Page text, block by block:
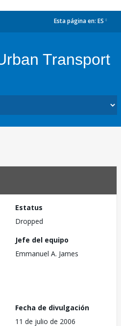
Esta página en: ES
Transport
Estatus
Dropped
Jefe del equipo
Emmanuel A. James
Fecha de divulgación
11 de julio de 2006